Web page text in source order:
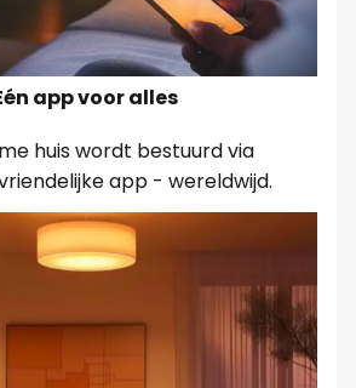
app voor alles
huis wordt bestuurd via
app - wereldwijd.